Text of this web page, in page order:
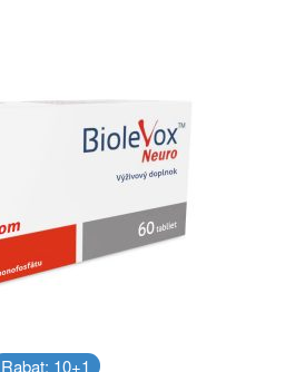
Rabat: 10+1